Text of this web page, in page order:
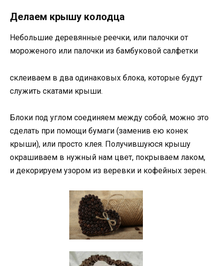
Делаем крышу колодца
Небольшие деревянные реечки, или палочки от
мороженого или палочки из бамбуковой салфетки
склеиваем в два одинаковых блока, которые будут
служить скатами крыши.
Блоки под углом соединяем между собой, можно это
сделать при помощи бумаги (заменив ею конек
крыши), или просто клея. Получившуюся крышу
окрашиваем в нужный нам цвет, покрываем лаком,
и декорируем узором из веревки и кофейных зерен.